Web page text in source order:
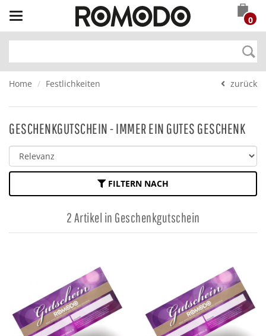
Toggle
navigation
0
Home Festlichkeiten zurück
GESCHENKGUTSCHEIN - IMMER EIN GUTES GESCHENK
FILTERN NACH
2 Artikel in Geschenkgutschein